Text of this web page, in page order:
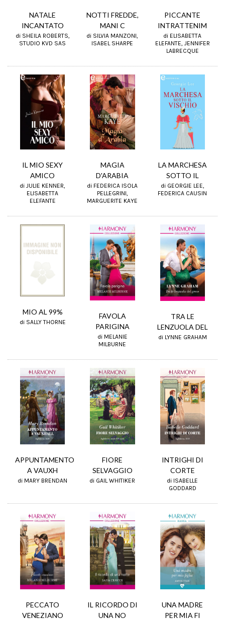
NATALE
INCANTATO
di SHEILA ROBERTS,
STUDIO KVD SAS
NOTTI FREDDE,
MANI C
di SILVIA MANZONI,
ISABEL SHARPE
PICCANTE
INTRATTENIM
di ELISABETTA
ELEFANTE, JENNIFER
LABRECQUE
IL MIO SEXY
AMICO
di JULIE KENNER,
ELISABETTA
ELEFANTE
MAGIA
D'ARABIA
di FEDERICA ISOLA
PELLEGRINI,
MARGUERITE KAYE
LA MARCHESA
SOTTO IL
di GEORGIE LEE,
FEDERICA CAUSIN
MIO AL 99%
di SALLY THORNE
FAVOLA
PARIGINA
di MELANIE
MILBURNE
TRA LE
LENZUOLA DEL
di LYNNE GRAHAM
APPUNTAMENTO
A VAUXH
di MARY BRENDAN
FIORE
SELVAGGIO
di GAIL WHITIKER
INTRIGHI DI
CORTE
di ISABELLE
GODDARD
PECCATO
VENEZIANO
IL RICORDO DI
UNA NO
UNA MADRE
PER MIA FI